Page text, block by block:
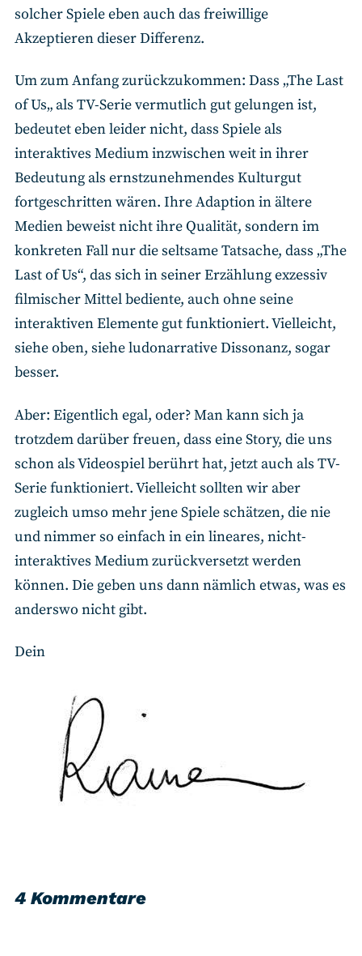
solcher Spiele eben auch das freiwillige
Akzeptieren dieser Differenz.
Um zum Anfang zurückzukommen: Dass „The Last
of Us„ als TV-Serie vermutlich gut gelungen ist,
bedeutet eben leider nicht, dass Spiele als
interaktives Medium inzwischen weit in ihrer
Bedeutung als ernstzunehmendes Kulturgut
fortgeschritten wären. Ihre Adaption in ältere
Medien beweist nicht ihre Qualität, sondern im
konkreten Fall nur die seltsame Tatsache, dass „The
Last of Us“, das sich in seiner Erzählung exzessiv
filmischer Mittel bediente, auch ohne seine
interaktiven Elemente gut funktioniert. Vielleicht,
siehe oben, siehe ludonarrative Dissonanz, sogar
besser.
Aber: Eigentlich egal, oder? Man kann sich ja
trotzdem darüber freuen, dass eine Story, die uns
schon als Videospiel berührt hat, jetzt auch als TV-
Serie funktioniert. Vielleicht sollten wir aber
zugleich umso mehr jene Spiele schätzen, die nie
und nimmer so einfach in ein lineares, nicht-
interaktives Medium zurückversetzt werden
können. Die geben uns dann nämlich etwas, was es
anderswo nicht gibt.
Dein
4 Kommentare